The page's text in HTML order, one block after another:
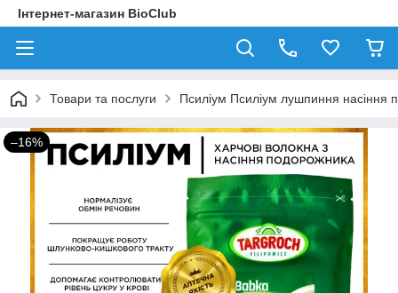
Інтернет-магазин BioClub
Товари та послуги Псиліум Псиліум лушпиння
–16%